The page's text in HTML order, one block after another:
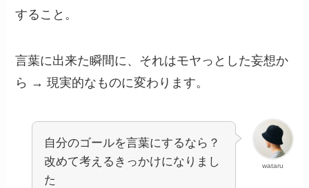
すること。
言葉に出来た瞬間に、それはモヤっとした妄想か
ら → 現実的なものに変わります。
wataru
自分のゴールを言葉にするなら？
改めて考えるきっかけになりまし
た